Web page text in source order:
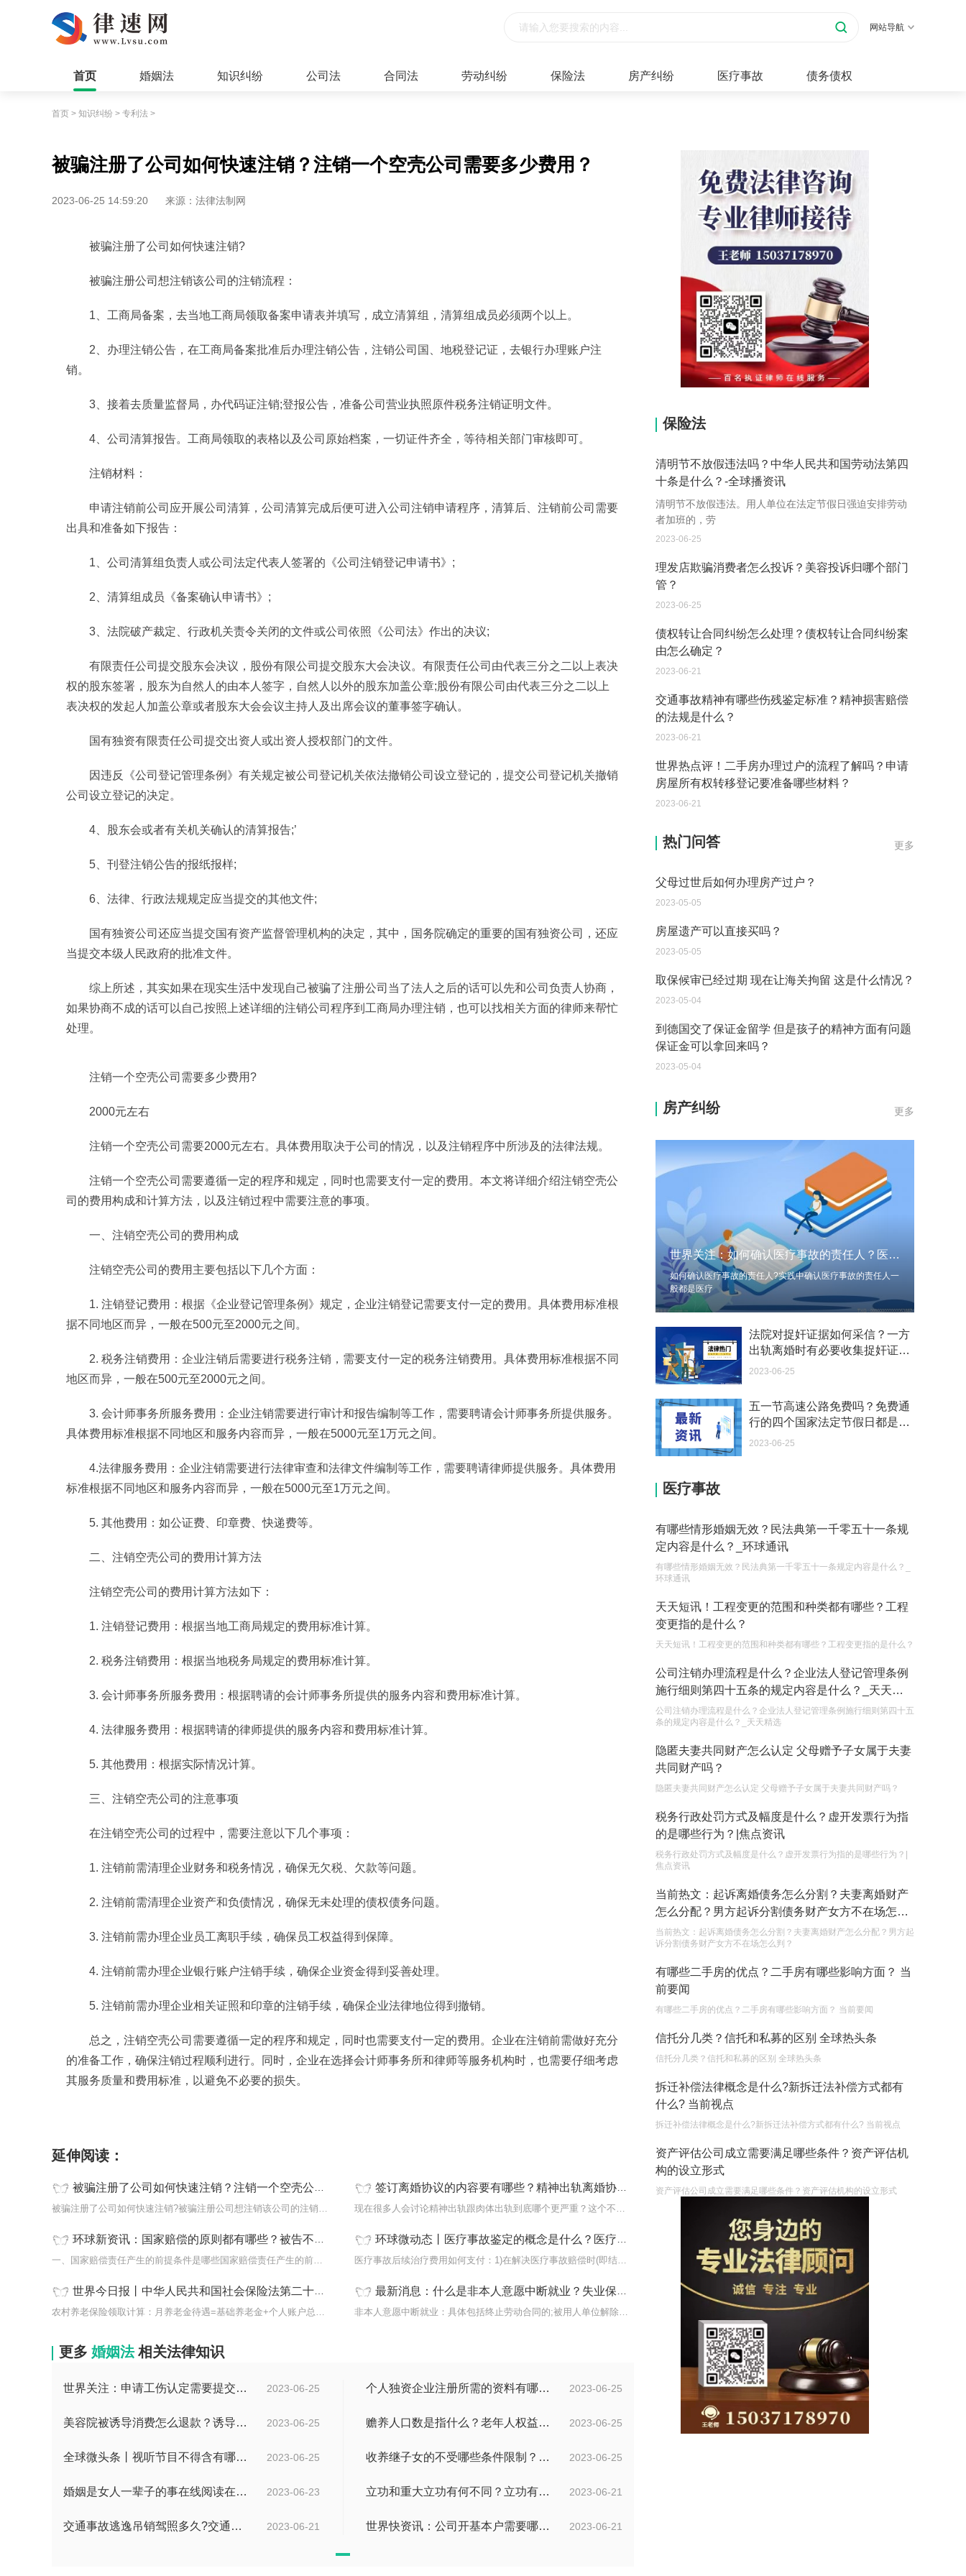
网站导航
首页 婚姻法 知识纠纷 公司法 合同法 劳动纠纷 保险法 房产纠纷 医疗事故 债务债权
首页 > 知识纠纷 > 专利法 >
被骗注册了公司如何快速注销？注销一个空壳公司需要多少费用？
2023-06-25 14:59:20 来源：法律法制网
被骗注册了公司如何快速注销?
被骗注册公司想注销该公司的注销流程：
1、工商局备案，去当地工商局领取备案申请表并填写，成立清算组，清算组成员必须两个以上。
2、办理注销公告，在工商局备案批准后办理注销公告，注销公司国、地税登记证，去银行办理账户注
销。
3、接着去质量监督局，办代码证注销;登报公告，准备公司营业执照原件税务注销证明文件。
4、公司清算报告。工商局领取的表格以及公司原始档案，一切证件齐全，等待相关部门审核即可。
注销材料：
申请注销前公司应开展公司清算，公司清算完成后便可进入公司注销申请程序，清算后、注销前公司需要
出具和准备如下报告：
1、公司清算组负责人或公司法定代表人签署的《公司注销登记申请书》;
2、清算组成员《备案确认申请书》;
3、法院破产裁定、行政机关责令关闭的文件或公司依照《公司法》作出的决议;
有限责任公司提交股东会决议，股份有限公司提交股东大会决议。有限责任公司由代表三分之二以上表决
权的股东签署，股东为自然人的由本人签字，自然人以外的股东加盖公章;股份有限公司由代表三分之二以上
表决权的发起人加盖公章或者股东大会会议主持人及出席会议的董事签字确认。
国有独资有限责任公司提交出资人或出资人授权部门的文件。
因违反《公司登记管理条例》有关规定被公司登记机关依法撤销公司设立登记的，提交公司登记机关撤销
公司设立登记的决定。
4、股东会或者有关机关确认的清算报告;’
5、刊登注销公告的报纸报样;
6、法律、行政法规规定应当提交的其他文件;
国有独资公司还应当提交国有资产监督管理机构的决定，其中，国务院确定的重要的国有独资公司，还应
当提交本级人民政府的批准文件。
综上所述，其实如果在现实生活中发现自己被骗了注册公司当了法人之后的话可以先和公司负责人协商，
如果协商不成的话可以自己按照上述详细的注销公司程序到工商局办理注销，也可以找相关方面的律师来帮忙
处理。
注销一个空壳公司需要多少费用?
2000元左右
注销一个空壳公司需要2000元左右。具体费用取决于公司的情况，以及注销程序中所涉及的法律法规。
注销一个空壳公司需要遵循一定的程序和规定，同时也需要支付一定的费用。本文将详细介绍注销空壳公
司的费用构成和计算方法，以及注销过程中需要注意的事项。
一、注销空壳公司的费用构成
注销空壳公司的费用主要包括以下几个方面：
1. 注销登记费用：根据《企业登记管理条例》规定，企业注销登记需要支付一定的费用。具体费用标准根
据不同地区而异，一般在500元至2000元之间。
2. 税务注销费用：企业注销后需要进行税务注销，需要支付一定的税务注销费用。具体费用标准根据不同
地区而异，一般在500元至2000元之间。
3. 会计师事务所服务费用：企业注销需要进行审计和报告编制等工作，需要聘请会计师事务所提供服务。
具体费用标准根据不同地区和服务内容而异，一般在5000元至1万元之间。
4.法律服务费用：企业注销需要进行法律审查和法律文件编制等工作，需要聘请律师提供服务。具体费用
标准根据不同地区和服务内容而异，一般在5000元至1万元之间。
5. 其他费用：如公证费、印章费、快递费等。
二、注销空壳公司的费用计算方法
注销空壳公司的费用计算方法如下：
1. 注销登记费用：根据当地工商局规定的费用标准计算。
2. 税务注销费用：根据当地税务局规定的费用标准计算。
3. 会计师事务所服务费用：根据聘请的会计师事务所提供的服务内容和费用标准计算。
4. 法律服务费用：根据聘请的律师提供的服务内容和费用标准计算。
5. 其他费用：根据实际情况计算。
三、注销空壳公司的注意事项
在注销空壳公司的过程中，需要注意以下几个事项：
1. 注销前需清理企业财务和税务情况，确保无欠税、欠款等问题。
2. 注销前需清理企业资产和负债情况，确保无未处理的债权债务问题。
3. 注销前需办理企业员工离职手续，确保员工权益得到保障。
4. 注销前需办理企业银行账户注销手续，确保企业资金得到妥善处理。
5. 注销前需办理企业相关证照和印章的注销手续，确保企业法律地位得到撤销。
总之，注销空壳公司需要遵循一定的程序和规定，同时也需要支付一定的费用。企业在注销前需做好充分
的准备工作，确保注销过程顺利进行。同时，企业在选择会计师事务所和律师等服务机构时，也需要仔细考虑
其服务质量和费用标准，以避免不必要的损失。
延伸阅读：
被骗注册了公司如何快速注销？注销一个空壳公司需要多少费用？
被骗注册了公司如何快速注销?被骗注册公司想注销该公司的注销流程：
签订离婚协议的内容要有哪些？精神出轨离婚协议书怎么写？
现在很多人会讨论精神出轨跟肉体出轨到底哪个更严重？这个不同的人
环球新资讯：国家赔偿的原则都有哪些？被告不提出答辩状的怎么办？
一、国家赔偿责任产生的前提条件是哪些国家赔偿责任产生的前提条件
环球微动态丨医疗事故鉴定的概念是什么？医疗事故后续治疗费用如何支付？
医疗事故后续治疗费用如何支付：1)在解决医疗事故赔偿时(即结案时)
世界今日报丨中华人民共和国社会保险法第二十一条是什么？农村社会养老保险待遇由什么组成的？
农村养老保险领取计算：月养老金待遇=基础养老金+个人账户总额&divi
最新消息：什么是非本人意愿中断就业？失业保险的法律条例有哪些？
非本人意愿中断就业：具体包括终止劳动合同的;被用人单位解除劳动合
更多 婚姻法 相关法律知识
2023-06-25
世界关注：申请工伤认定需要提交哪些材料？提出工伤认定申请依据是什么？ 2023-06-25
个人独资企业注册所需的资料有哪些？
2023-06-25
美容院被诱导消费怎么退款？诱导消费多少钱可以立案？ 当前短讯 2023-06-25
赡养人口数是指什么？老年人权益保障法第十四条的内容是什么？
2023-06-25
全球微头条丨视听节目不得含有哪些内容？网络视听监管新规的内容是什么？ 2023-06-25
收养继子女的不受哪些条件限制？居民收养登记不受限制的情形有哪些？_热议
2023-06-23
婚姻是女人一辈子的事在线阅读在哪看？婚姻是女人一辈子的事讲的什么？|环球今日报 2023-06-21
立功和重大立功有何不同？立功有什么好处？
2023-06-21
交通事故逃逸吊销驾照多久?交通事故逃逸的认定标准是什么?-世界独家 2023-06-21
世界快资讯：公司开基本户需要哪些资料？开基本户的程序是什么？
保险法
清明节不放假违法吗？中华人民共和国劳动法第四
十条是什么？-全球播资讯
清明节不放假违法。用人单位在法定节假日强迫安排劳动
者加班的，劳
2023-06-25
理发店欺骗消费者怎么投诉？美容投诉归哪个部门
管？
2023-06-25
债权转让合同纠纷怎么处理？债权转让合同纠纷案
由怎么确定？
2023-06-21
交通事故精神有哪些伤残鉴定标准？精神损害赔偿
的法规是什么？
2023-06-21
世界热点评！二手房办理过户的流程了解吗？申请
房屋所有权转移登记要准备哪些材料？
2023-06-21
更多
热门问答
父母过世后如何办理房产过户？
房屋遗产可以直接买吗？
2023-05-05
取保候审已经过期 现在让海关拘留 这是什么情况？
2023-05-04
到德国交了保证金留学 但是孩子的精神方面有问题
保证金可以拿回来吗？
我想问一下申请护照需要带什么证件？
2023-05-04
谢！
外国旅游签证可以在中国大使馆登记结婚吗？
我可以在苏州申请护照吗？我所在的地方是云南
2023-05-04
你好 我想问一下外国人来这里工作没有护照该怎么
办？
2023-05-04
如何续签居住证 我的1月7日到期
2023-05-04
中介说商务签转工作签证合法吗 应该向哪个国家机
2023-05-04
你好 我需要申请去美国结婚的签证 过程是什么？
代理权的产生原因是什么？当我国没有外贸经营权
权利和责任是什么？
2023-05-04
单纯的遗产赠要缴税吗？
2023-05-05
遗产继承必须要公证吗？
2023-05-05
继承遗产的份额怎么分配？
2023-05-05
更多
房产纠纷
世界关注：如何确认医疗事故的责任人？医疗事故责任认定在哪个部门？
如何确认医疗事故的责任人?实践中确认医疗事故的责任人一
般都是医疗
法院对捉奸证据如何采信？一方
出轨离婚时有必要收集捉奸证据
吗？
2023-06-25
五一节高速公路免费吗？免费通
行的四个国家法定节假日都是什
么？
2023-06-25
医疗事故
有哪些情形婚姻无效？民法典第一千零五十一条规
定内容是什么？_环球通讯
有哪些情形婚姻无效？民法典第一千零五十一条规定内容是什么？_
环球通讯
天天短讯！工程变更的范围和种类都有哪些？工程
变更指的是什么？
天天短讯！工程变更的范围和种类都有哪些？工程变更指的是什么？
公司注销办理流程是什么？企业法人登记管理条例
施行细则第四十五条的规定内容是什么？_天天精
选
公司注销办理流程是什么？企业法人登记管理条例施行细则第四十五
条的规定内容是什么？_天天精选
隐匿夫妻共同财产怎么认定 父母赠予子女属于夫妻
共同财产吗？
隐匿夫妻共同财产怎么认定 父母赠予子女属于夫妻共同财产吗？
税务行政处罚方式及幅度是什么？虚开发票行为指
的是哪些行为？|焦点资讯
税务行政处罚方式及幅度是什么？虚开发票行为指的是哪些行为？|
焦点资讯
当前热文：起诉离婚债务怎么分割？夫妻离婚财产
怎么分配？男方起诉分割债务财产女方不在场怎么
判？
当前热文：起诉离婚债务怎么分割？夫妻离婚财产怎么分配？男方起
诉分割债务财产女方不在场怎么判？
有哪些二手房的优点？二手房有哪些影响方面？ 当
前要闻
有哪些二手房的优点？二手房有哪些影响方面？ 当前要闻
信托分几类？信托和私募的区别 全球热头条
信托分几类？信托和私募的区别 全球热头条
拆迁补偿法律概念是什么?新拆迁法补偿方式都有
什么? 当前视点
拆迁补偿法律概念是什么?新拆迁法补偿方式都有什么? 当前视点
资产评估公司成立需要满足哪些条件？资产评估机
构的设立形式
资产评估公司成立需要满足哪些条件？资产评估机构的设立形式